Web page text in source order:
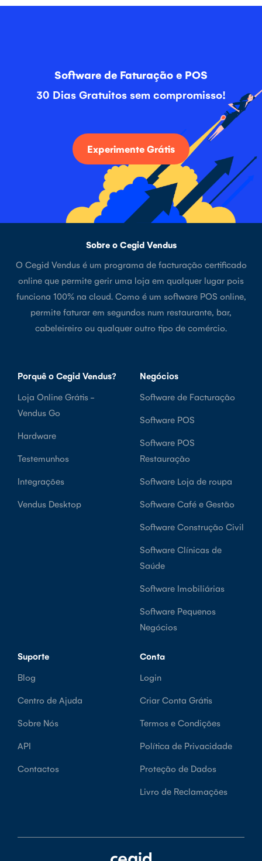
Software de Faturação e POS
30 Dias Gratuitos sem compromisso!
Experimente Grátis
Sobre o Cegid Vendus
O Cegid Vendus é um programa de facturação certificado
online que permite gerir uma loja em qualquer lugar pois
funciona 100% na cloud. Como é um software POS online,
permite faturar em segundos num restaurante, bar,
cabeleireiro ou qualquer outro tipo de comércio.
Porquê o Cegid Vendus?
Loja Online Grátis -
Vendus Go
Hardware
Testemunhos
Integrações
Vendus Desktop
Negócios
Software de Facturação
Software POS
Software POS
Restauração
Software Loja de roupa
Software Café e Gestão
Software Construção Civil
Software Clínicas de
Saúde
Software Imobiliárias
Software Pequenos
Negócios
Suporte
Blog
Centro de Ajuda
Sobre Nós
API
Contactos
Conta
Login
Criar Conta Grátis
Termos e Condições
Política de Privacidade
Proteção de Dados
Livro de Reclamações